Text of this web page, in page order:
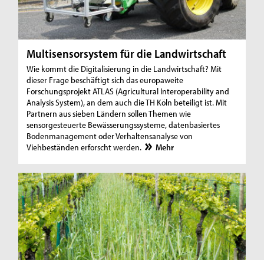
Multisensorsystem für die Landwirtschaft
Wie kommt die Digitalisierung in die Landwirtschaft? Mit
dieser Frage beschäftigt sich das europaweite
Forschungsprojekt ATLAS (Agricultural Interoperability and
Analysis System), an dem auch die TH Köln beteiligt ist. Mit
Partnern aus sieben Ländern sollen Themen wie
sensorgesteuerte Bewässerungssysteme, datenbasiertes
Bodenmanagement oder Verhaltensanalyse von
Viehbeständen erforscht werden.
Mehr